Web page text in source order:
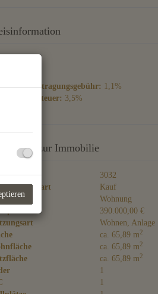
1,1%
3,5%
zur Immobilie
3032
Kauf
Wohnung
390.000,00 €
Wohnen Anlage
ca. 65,89 m2
ca. 65,89 m2
ca. 65,89 m2
1
1